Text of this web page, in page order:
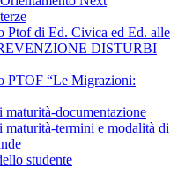
Ptof di Ed. Civica ed Ed. alle
DISTURBI
PTOF “Le Migrazioni:
documentazione
termini e modalità di
studente